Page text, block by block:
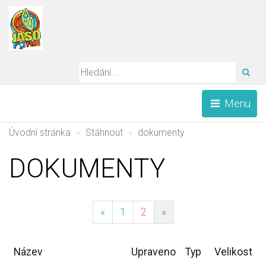
Menu
Úvodní stránka Stáhnout dokumenty
DOKUMENTY
« 1 2 (current)
»
Název Upraveno Typ Velikost